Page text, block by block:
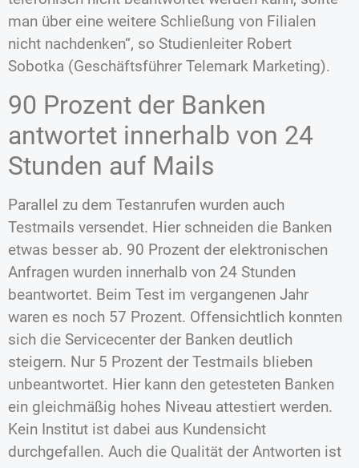
man über eine weitere Schließung von Filialen
nicht nachdenken“, so Studienleiter Robert
Sobotka (Geschäftsführer Telemark Marketing).
90 Prozent der Banken
antwortet innerhalb von 24
Stunden auf Mails
Parallel zu dem Testanrufen wurden auch
Testmails versendet. Hier schneiden die Banken
etwas besser ab. 90 Prozent der elektronischen
Anfragen wurden innerhalb von 24 Stunden
beantwortet. Beim Test im vergangenen Jahr
waren es noch 57 Prozent. Offensichtlich konnten
sich die Servicecenter der Banken deutlich
steigern. Nur 5 Prozent der Testmails blieben
unbeantwortet. Hier kann den getesteten Banken
ein gleichmäßig hohes Niveau attestiert werden.
Kein Institut ist dabei aus Kundensicht
durchgefallen. Auch die Qualität der Antworten ist